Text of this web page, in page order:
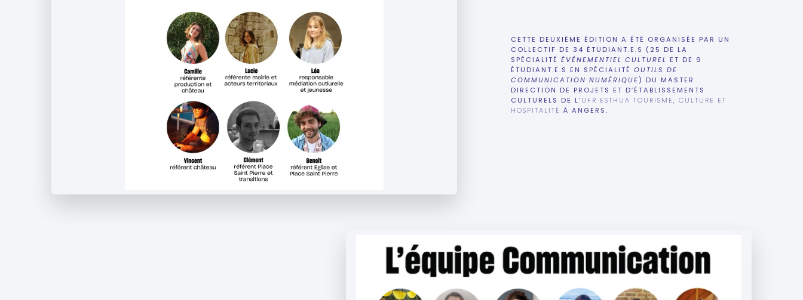
CETTE DEUXIÈME ÉDITION A ÉTÉ ORGANISÉE PAR UN
COLLECTIF DE 34 ÉTUDIANT.E.S (25 DE LA
SPÉCIALITÉÉVÉNEMENTIEL CULTUREL ET DE 9
ÉTUDIANT.E.S EN SPÉCIALITÉOUTILS DE
COMMUNICATION NUMÉRIQUE) DU MASTER
DIRECTION DE PROJETS ET D’ÉTABLISSEMENTS
CULTURELS DE L’UFR ESTHUA TOURISME, CULTURE ET
HOSPITALITÉ À ANGERS.